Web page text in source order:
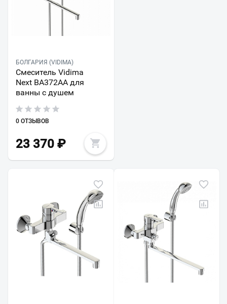
БОЛГАРИЯ (VIDIMA)
Смеситель Vidima
Next BA372AA для
ванны с душем
0 ОТЗЫВОВ
23 370 ₽